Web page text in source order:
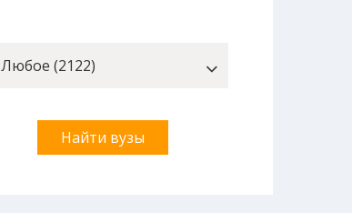
Любое (2122)
Найти вузы